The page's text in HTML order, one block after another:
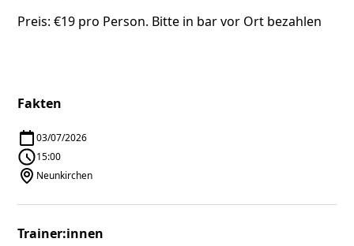
Fakten
03/07/2026
15:00
Neunkirchen
Trainer:innen
Preis: €19 pro Person. Bitte in bar vor Ort bezahlen